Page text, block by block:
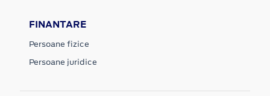
FINANTARE
Persoane fizice
Persoane juridice